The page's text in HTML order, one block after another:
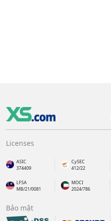
Licenses
ASIC
374409
CySEC
412/22
LFSA
MB/21/0081
MOCI
2024/786
Bảo mật